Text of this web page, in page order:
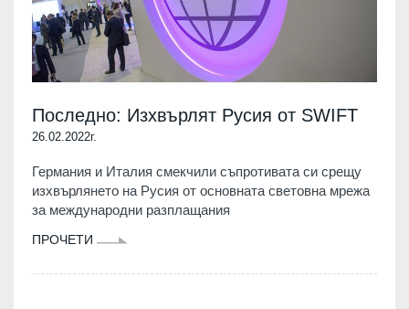
Последно: Изхвърлят Русия от SWIFT
26.02.2022г.
Германия и Италия смекчили съпротивата си срещу
изхвърлянето на Русия от основната световна мрежа
за международни разплащания
ПРОЧЕТИ